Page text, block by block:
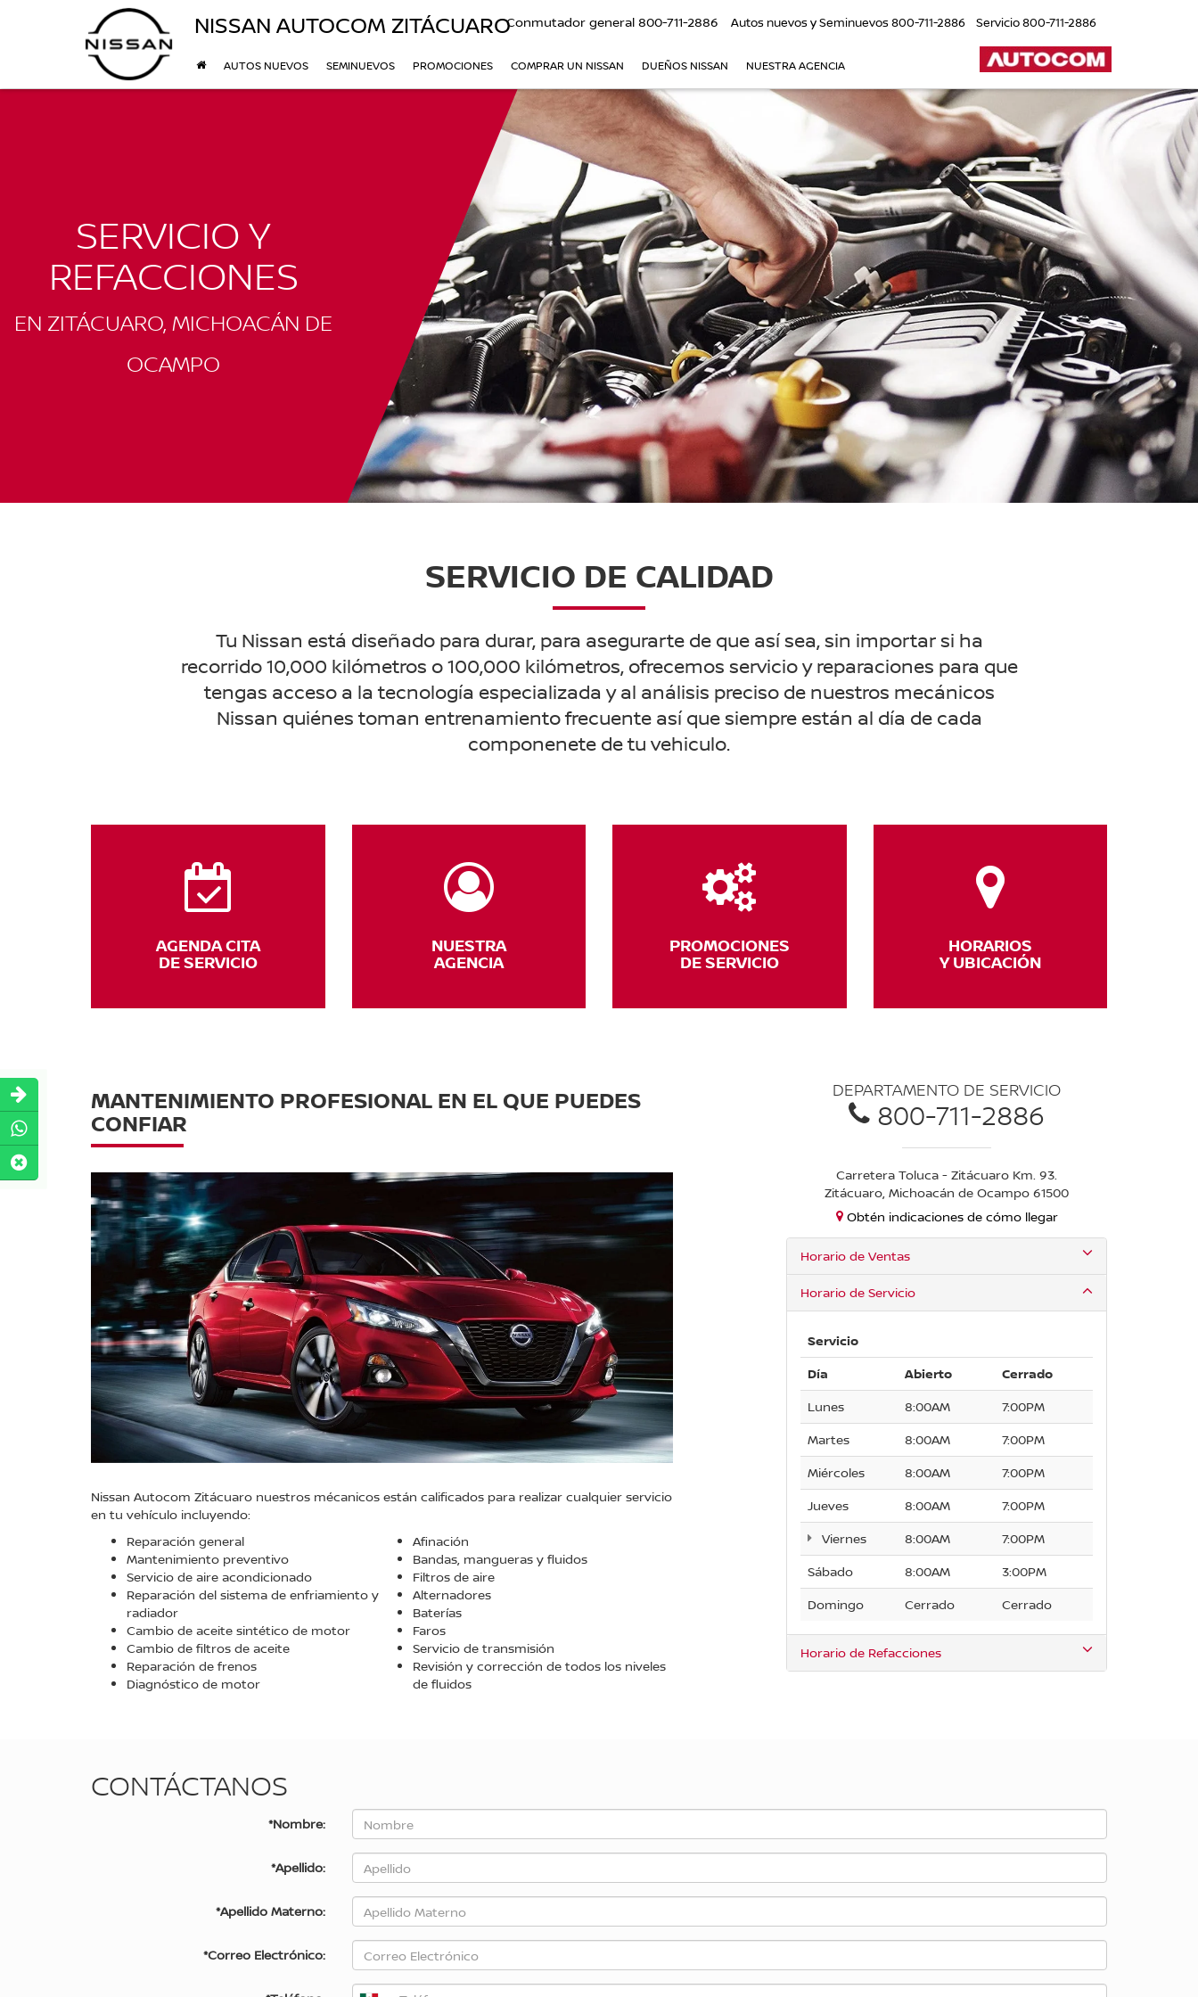
NISSAN AUTOCOM ZITÁCUAROConmutador general 800-711-2886 Autos nuevos y Seminuevos800-711-2886 Servicio800-711-2886
AUTOS NUEVOS SEMINUEVOS PROMOCIONES COMPRAR UN NISSAN DUEÑOS NISSAN NUESTRA AGENCIA
SERVICIO Y
REFACCIONES
EN ZITÁCUARO, MICHOACÁN DE
OCAMPO
SERVICIO DE CALIDAD
Tu Nissan está diseñado para durar, para asegurarte de que así sea, sin importar si ha
recorrido 10,000 kilómetros o 100,000 kilómetros, ofrecemos servicio y reparaciones para que
tengas acceso a la tecnología especializada y al análisis preciso de nuestros mecánicos
Nissan quiénes toman entrenamiento frecuente así que siempre están al día de cada
componenete de tu vehiculo.
AGENDA CITA
DE SERVICIO
NUESTRA
AGENCIA
PROMOCIONES
DE SERVICIO
HORARIOS
Y UBICACIÓN
MANTENIMIENTO PROFESIONAL EN EL QUE PUEDES
CONFIAR
Nissan Autocom Zitácuaro nuestros mécanicos están calificados para realizar cualquier servicio
en tu vehículo incluyendo:
Reparación general
Mantenimiento preventivo
Servicio de aire acondicionado
Reparación del sistema de enfriamiento y
radiador
Cambio de aceite sintético de motor
Cambio de filtros de aceite
Reparación de frenos
Diagnóstico de motor
Afinación
Bandas, mangueras y fluidos
Filtros de aire
Alternadores
Baterías
Faros
Servicio de transmisión
Revisión y corrección de todos los niveles
de fluidos
DEPARTAMENTO DE SERVICIO
800-711-2886
Carretera Toluca - Zitácuaro Km. 93.
Zitácuaro, Michoacán de Ocampo 61500
Obtén indicaciones de cómo llegar
Horario de Ventas
Horario de Servicio
Servicio
Día
Abierto
Cerrado
Lunes
8:00AM
7:00PM
Martes
8:00AM
7:00PM
Miércoles
8:00AM
7:00PM
Jueves
8:00AM
7:00PM
Viernes
8:00AM
7:00PM
Sábado
8:00AM
3:00PM
Domingo
Cerrado Cerrado
Horario de Refacciones
CONTÁCTANOS
*Nombre:
*Apellido:
*Apellido Materno:
*Correo Electrónico: